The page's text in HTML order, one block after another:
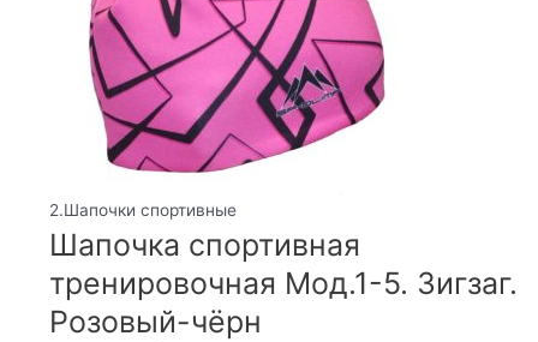
2.Шапочки спортивные
Шапочка спортивная
тренировочная Мод.1-5. Зигзаг.
Розовый-чёрн